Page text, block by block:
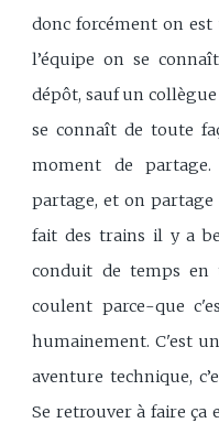
donc forcément on est
l’équipe on se
dépôt, sauf un
se connaît de toute
moment de
partage, et on partage
fait des trains il y a
conduit de temps
coulent parce-que
humainement. C'est
aventure technique,
Se retrouver à faire ça